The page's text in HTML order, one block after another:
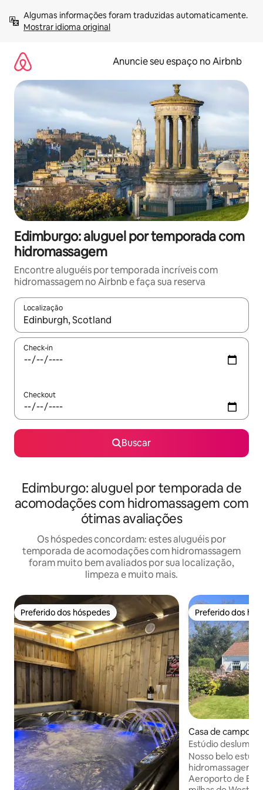
para
Mostrar idioma original
Anuncie seu espaço no Airbnb
Edimburgo: aluguel por temporada com
hidromassagem
Encontre aluguéis por temporada incríveis com
hidromassagem no Airbnb e faça sua reserva
Localização
Quando os resultados estiverem disponíveis, explore-os
Check-in
Checkout
Buscar
Edimburgo: aluguel por temporada de
acomodações com hidromassagem com
ótimas avaliações
Os hóspedes concordam: estes aluguéis por
temporada de acomodações com hidromassagem
foram muito bem avaliados por sua localização,
limpeza e muito mais.
Preferido dos hóspedes
Preferido dos hóspedes Preferido dos
Preferido dos
Casa de campo ⋅
o
Estúdio
hidromassagem
Nosso belo
hidromassagem
Aeroporto de